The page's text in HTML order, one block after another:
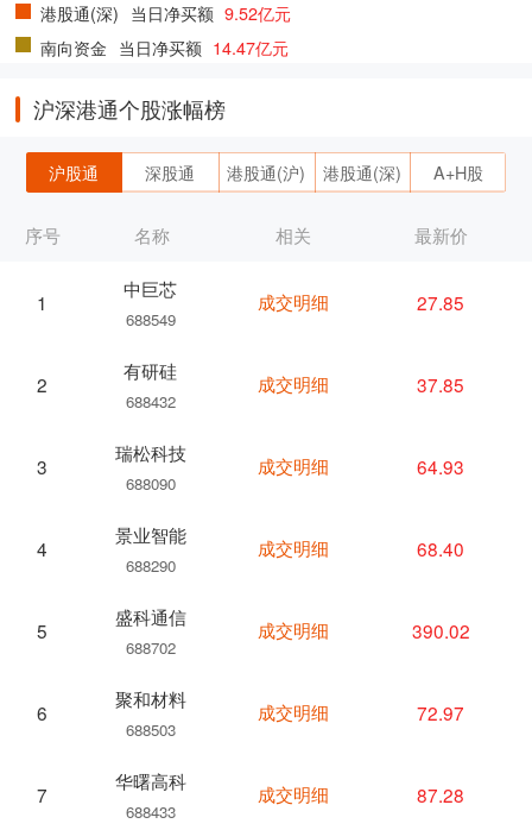
港股通(深) 当日净买额 9.52亿元
南向资金 当日净买额 14.47亿元
沪深港通个股涨幅榜
沪股通 深股通 港股通(沪) 港股通(深) A+H股
序号 名称
1
中巨芯
688549
2
有研硅
688432
3
瑞松科技
688090
4
景业智能
688290
5
盛科通信
688702
6
聚和材料
688503
7
华曙高科
688433
相关 最新价
成交明细 27.85
成交明细 37.85
成交明细 64.93
成交明细 68.40
成交明细 390.02
成交明细 72.97
成交明细 87.28